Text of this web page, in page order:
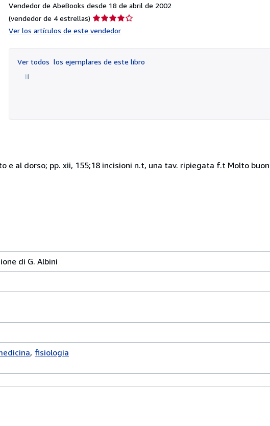
Vendedor de AbeBooks desde 18 de abril de 2002
(vendedor de 4 estrellas) Calificación
Ver los artículos de este vendedor
Ver todos los ejemplares de este libro
e al dorso; pp. xii, 155;18 incisioni n.t, una tav. ripiegata f.t Molto
di G. Albini
fisiologia